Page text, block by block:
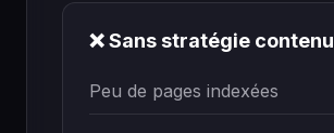
❌ Sans stratégie contenu
Peu de pages indexées